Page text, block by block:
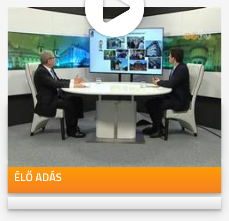
MEGOSZTÁS
Videóink megtekinthetőek
Youtube-csatornánkon is!
ÉLŐ ADÁS